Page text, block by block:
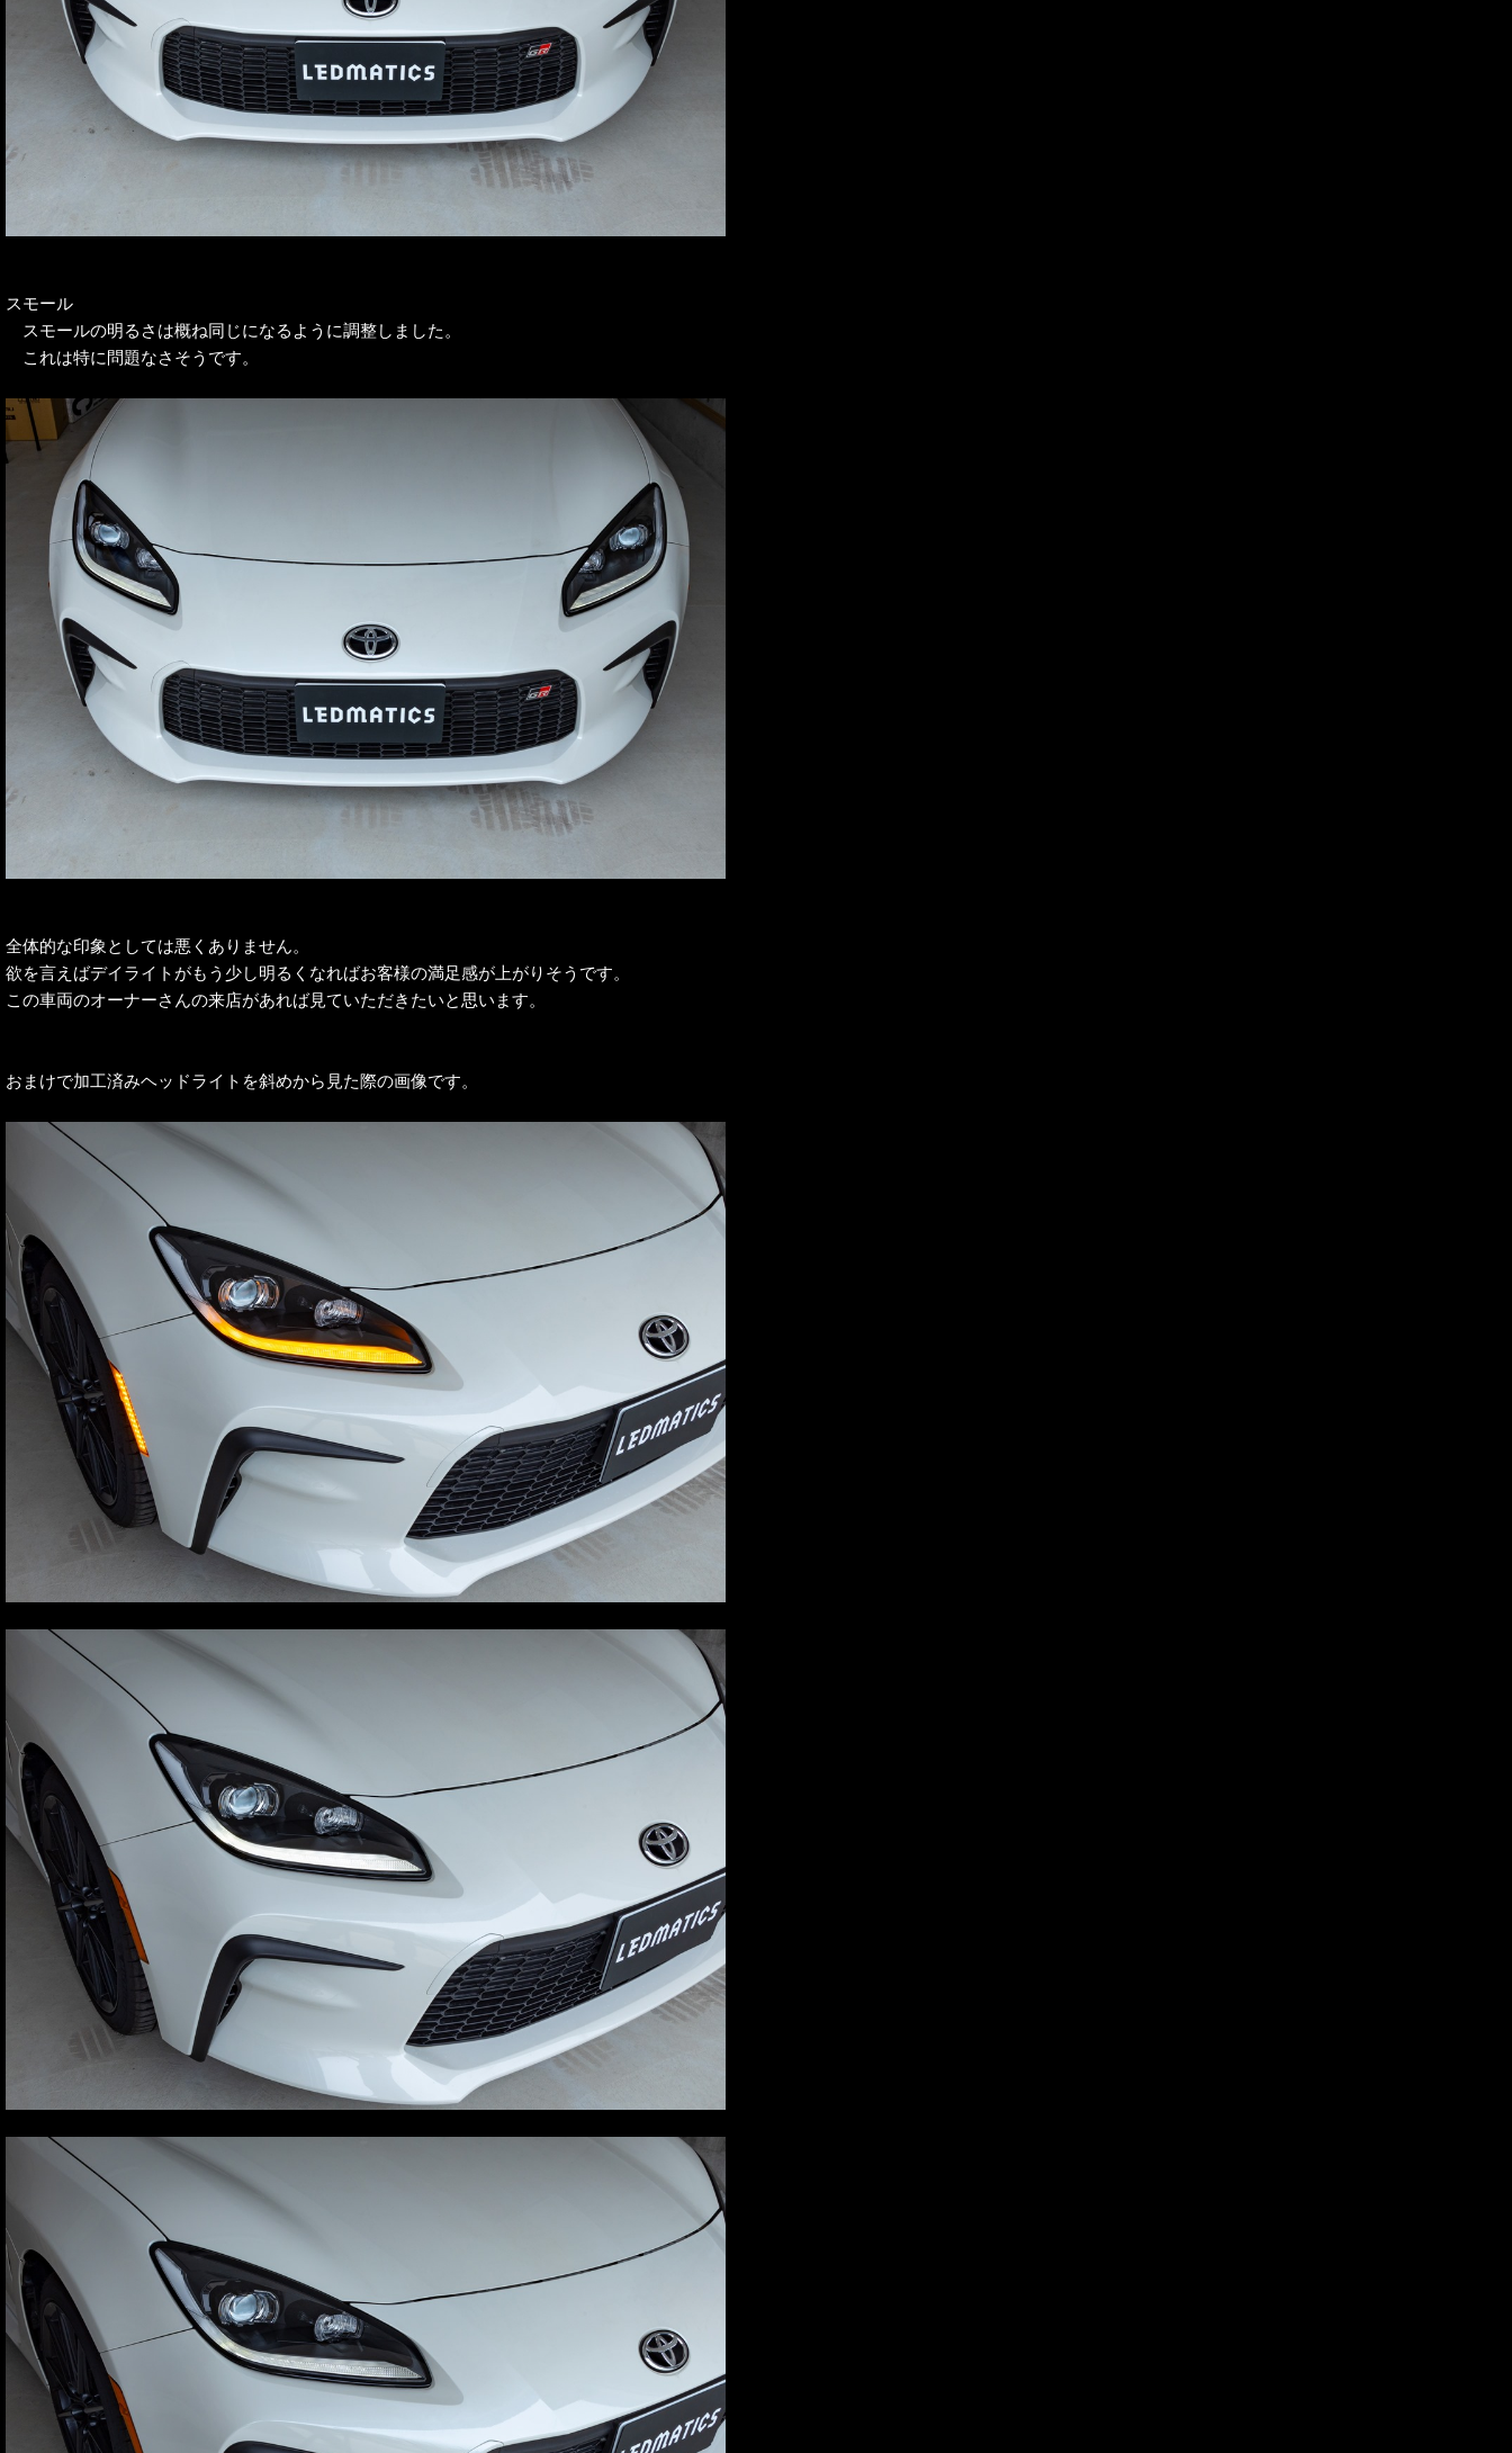
スモール
スモールの明るさは概ね同じになるように調整しました。
これは特に問題なさそうです。
全体的な印象としては悪くありません。
欲を言えばデイライトがもう少し明るくなればお客様の満足感が上がりそうです。
この車両のオーナーさんの来店があれば見ていただきたいと思います。
おまけで加工済みヘッドライトを斜めから見た際の画像です。